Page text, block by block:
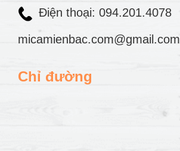
Điện thoại: 094.201.4078
micamienbac.com@gmail.com
Chỉ đường